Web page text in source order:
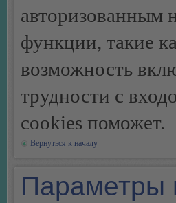
авторизованным
функции, такие
возможность
трудности с
cookies поможет.
Вернуться к началу
Параметры